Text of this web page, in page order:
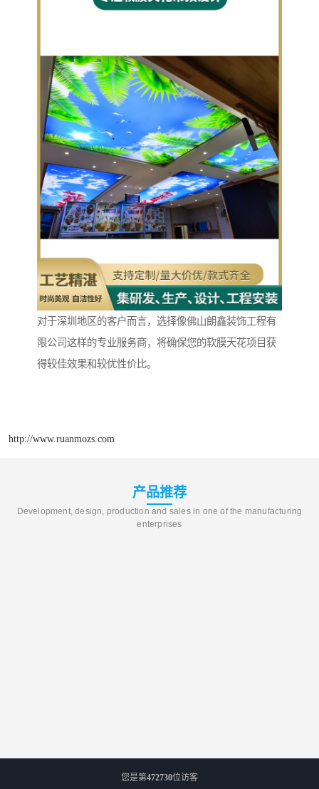
对于深圳地区的客户而言，选择像佛山朗鑫装饰工程有
限公司这样的专业服务商，将确保您的软膜天花项目获
得较佳效果和较优性价比。
http://www.ruanmozs.com
产品推荐
Development, design, production and sales in one of the manufacturing
enterprises
您是第472730位访客